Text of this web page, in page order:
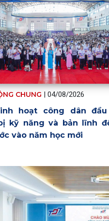
CHUNG 04/08/2026
hoạt công dân đầu
kỹ năng và bản lĩnh
vào năm học mới